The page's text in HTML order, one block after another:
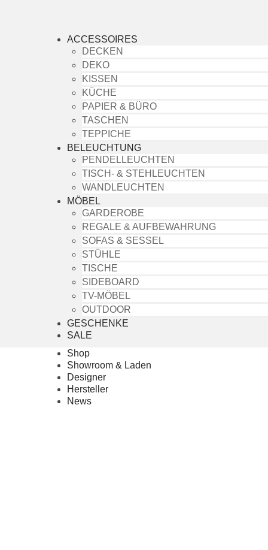
ACCESSOIRES
DECKEN
DEKO
KISSEN
KÜCHE
PAPIER & BÜRO
TASCHEN
TEPPICHE
BELEUCHTUNG
PENDELLEUCHTEN
TISCH- & STEHLEUCHTEN
WANDLEUCHTEN
MÖBEL
GARDEROBE
REGALE & AUFBEWAHRUNG
SOFAS & SESSEL
STÜHLE
TISCHE
SIDEBOARD
TV-MÖBEL
OUTDOOR
GESCHENKE
SALE
Shop
Showroom & Laden
Designer
Hersteller
News